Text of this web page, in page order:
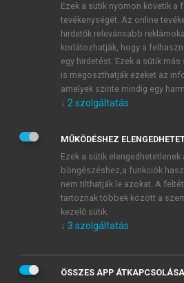
JELSZÓ ÚJRA
Kérek értesítést a MeRSZ
Kérek értesítést az Akadémiai
Adatkezelési tájékoztatóban
veszem és elfogadom.
Általános vásárlási feltételeket,
mersz.huoldalak
tudomásul veszem és elfogadom.
KIPRÓBÁLOM
Ezek a sütik nyomon követik a
tevékenységét. Az online
hirdetők relevánsabb
korlátozhatják, hogy a
egy hirdetést. Ezek a sütik
is megoszthatják ezeket az
amelyek szinte mindig egy
↓ 2 szolgáltatás
MŰKÖDÉSHEZ
Ezek a sütik
böngészéshez,a funkciók
nem tilthatják le azokat. A
tartoznak többek között a
kezelő sütik.
↓ 3 szolgáltatás
ÖSSZES APP ÁTKAPCSOLÁSA